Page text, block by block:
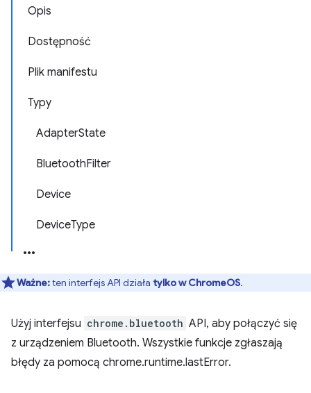
Opis
Dostępność
Plik manifestu
Typy
AdapterState
BluetoothFilter
Device
DeviceType
Ważne:ten interfejs API działa tylko w ChromeOS.
Użyj interfejsu chrome.bluetooth API, aby połączyć się
z urządzeniem Bluetooth. Wszystkie funkcje zgłaszają
błędy za pomocą chrome.runtime.lastError.